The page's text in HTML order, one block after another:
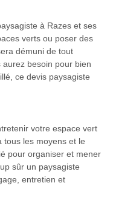
à Razes et ses
verts ou poser des
démuni de tout
besoin pour bien
ce devis paysagiste
votre espace vert
tous les moyens et le
pour organiser et mener
sûr un paysagiste
entretien et